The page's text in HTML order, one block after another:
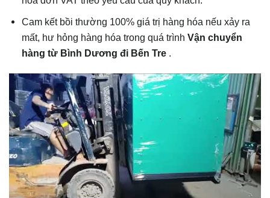
Cam kết bồi thường 100% giá trị hàng hóa nếu xảy ra
mất, hư hỏng hàng hóa trong quá trìnhVận chuyển
hàng từ Bình Dương đi Bến Tre .